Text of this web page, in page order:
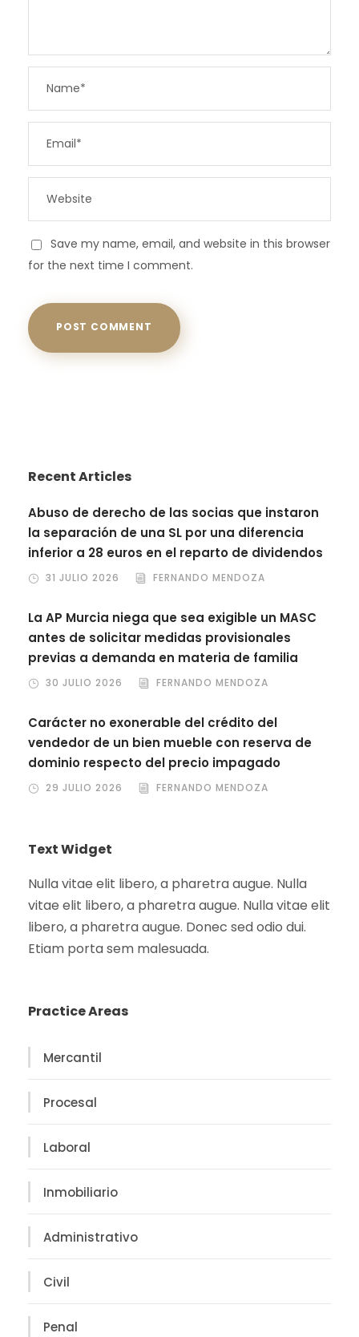
Save my name, email, and website in this browser
for the next time I comment.
Recent Articles
Abuso de derecho de las socias que instaron
la separación de una SL por una diferencia
inferior a 28 euros en el reparto de dividendos
31 JULIO 2026 FERNANDO MENDOZA
La AP Murcia niega que sea exigible un MASC
antes de solicitar medidas provisionales
previas a demanda en materia de familia
30 JULIO 2026 FERNANDO MENDOZA
Carácter no exonerable del crédito del
vendedor de un bien mueble con reserva de
dominio respecto del precio impagado
29 JULIO 2026 FERNANDO MENDOZA
Text Widget
Nulla vitae elit libero, a pharetra augue. Nulla
vitae elit libero, a pharetra augue. Nulla vitae elit
libero, a pharetra augue. Donec sed odio dui.
Etiam porta sem malesuada.
Practice Areas
Mercantil
Procesal
Laboral
Inmobiliario
Administrativo
Civil
Penal